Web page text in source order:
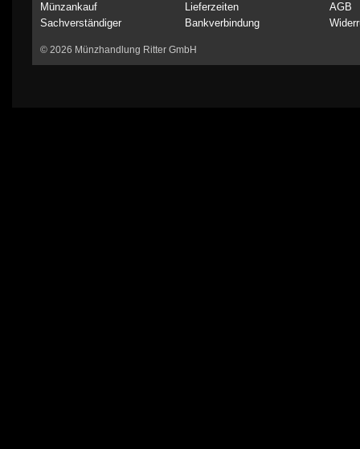
Münzankauf
Sachverständiger
Lieferzeiten
Bankverbindung
AGB
© 2026 Münzhandlung Ritter GmbH